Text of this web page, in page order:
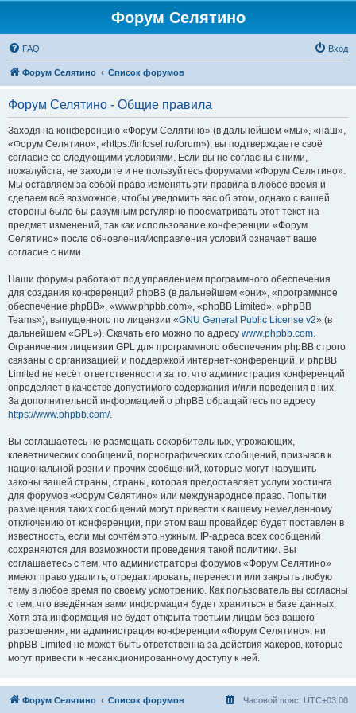
Форум Селятино
FAQ Вход
Форум Селятино Список форумов
Форум Селятино - Общие правила
Заходя на конференцию «Форум Селятино» (в дальнейшем «мы», «наш»,
«Форум Селятино», «https://infosel.ru/forum»), вы подтверждаете своё
согласие со следующими условиями. Если вы не согласны с ними,
пожалуйста, не заходите и не пользуйтесь форумами «Форум Селятино».
Мы оставляем за собой право изменять эти правила в любое время и
сделаем всё возможное, чтобы уведомить вас об этом, однако с вашей
стороны было бы разумным регулярно просматривать этот текст на
предмет изменений, так как использование конференции «Форум
Селятино» после обновления/исправления условий означает ваше
согласие с ними.
Наши форумы работают под управлением программного обеспечения
для создания конференций phpBB (в дальнейшем «они», «программное
обеспечение phpBB», «www.phpbb.com», «phpBB Limited», «phpBB
Teams»), выпущенного по лицензии «GNU General Public License v2» (в
дальнейшем «GPL»). Скачать его можно по адресу www.phpbb.com.
Ограничения лицензии GPL для программного обеспечения phpBB строго
связаны с организацией и поддержкой интернет-конференций, и phpBB
Limited не несёт ответственности за то, что администрация конференций
определяет в качестве допустимого содержания и/или поведения в них.
За дополнительной информацией о phpBB обращайтесь по адресу
https://www.phpbb.com/.
Вы соглашаетесь не размещать оскорбительных, угрожающих,
клеветнических сообщений, порнографических сообщений, призывов к
национальной розни и прочих сообщений, которые могут нарушить
законы вашей страны, страны, которая предоставляет услуги хостинга
для форумов «Форум Селятино» или международное право. Попытки
размещения таких сообщений могут привести к вашему немедленному
отключению от конференции, при этом ваш провайдер будет поставлен в
известность, если мы сочтём это нужным. IP-адреса всех сообщений
сохраняются для возможности проведения такой политики. Вы
соглашаетесь с тем, что администраторы форумов «Форум Селятино»
имеют право удалить, отредактировать, перенести или закрыть любую
тему в любое время по своему усмотрению. Как пользователь вы согласны
с тем, что введённая вами информация будет храниться в базе данных.
Хотя эта информация не будет открыта третьим лицам без вашего
разрешения, ни администрация конференции «Форум Селятино», ни
phpBB Limited не может быть ответственна за действия хакеров, которые
могут привести к несанкционированному доступу к ней.
Форум Селятино Список форумов Часовой пояс: UTC+03:00